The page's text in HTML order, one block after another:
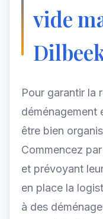
vide
Pour garantir la
déménagement
être bien
Commencez
et prévoyant
en place la
à des